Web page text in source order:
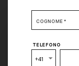
You are browsing
COGNOME *
TELEFONO
+41